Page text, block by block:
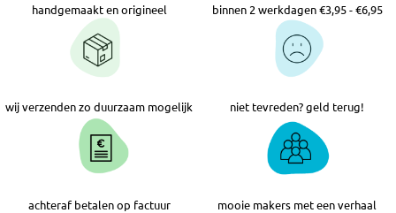
handgemaakt en origineel binnen 2 werkdagen €3,95 - €6,95
wij verzenden zo duurzaam mogelijk niet tevreden? geld terug!
achteraf betalen op factuur mooie makers met een verhaal